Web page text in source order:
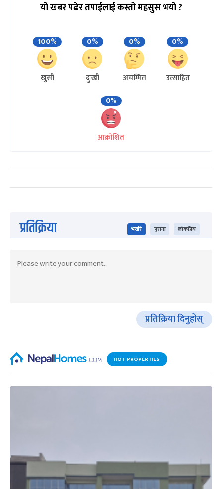
यो खबर पढेर तपाईलाई कस्तो महसुस भयो ?
100%
खुसी
0%
दुःखी
0%
अचम्मित
0%
उत्साहित
0%
आक्रोशित
प्रतिक्रिया भर्खरै पुराना लोकप्रिय
प्रतिक्रिया दिनुहोस्
HOT PROPERTIES